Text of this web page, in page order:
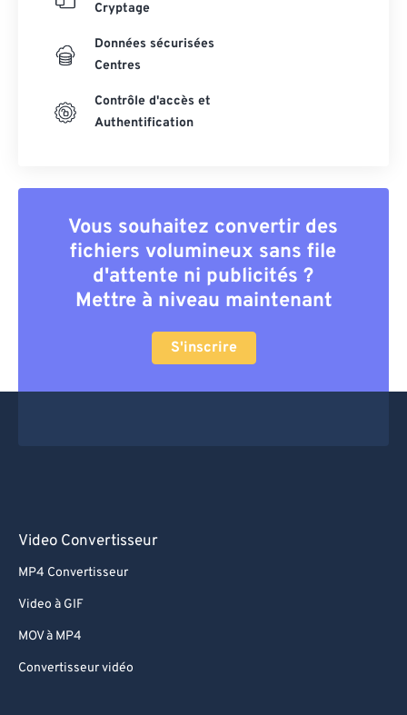
Cryptage
Données sécurisées
Centres
Contrôle d'accès et
Authentification
Vous souhaitez convertir des
fichiers volumineux sans file
d'attente ni publicités ?
Mettre à niveau maintenant
S'inscrire
Video Convertisseur
MP4 Convertisseur
Video à GIF
MOV à MP4
Convertisseur vidéo